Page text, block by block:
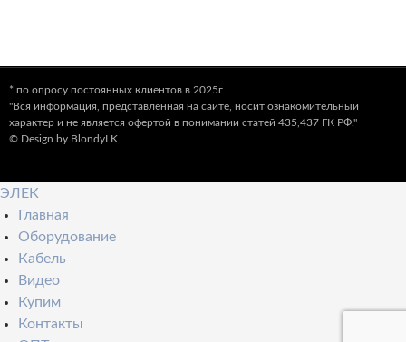
* по опросу постоянных клиентов в 2025г
"Вся информация, представленная на сайте, носит ознакомительный
характер и не является офертой в понимании статей 435,437 ГК РФ."
© Design by BlondyLK
ЭЛЕК
Главная
Оборудование
Кабель
Видео
Купим
Контакты